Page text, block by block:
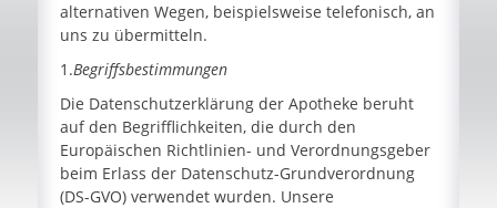
alternativen Wegen, beispielsweise telefonisch, an
uns zu übermitteln.
1.Begriffsbestimmungen
Die Datenschutzerklärung der Apotheke beruht
auf den Begrifflichkeiten, die durch den
Europäischen Richtlinien- und Verordnungsgeber
beim Erlass der Datenschutz-Grundverordnung
(DS-GVO) verwendet wurden. Unsere